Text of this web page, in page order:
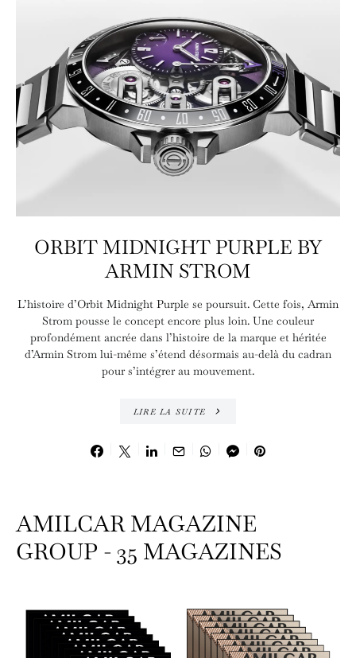
ORBIT MIDNIGHT PURPLE BY
ARMIN STROM
L’histoire d’Orbit Midnight Purple se poursuit. Cette fois, Armin
Strom pousse le concept encore plus loin. Une couleur
profondément ancrée dans l’histoire de la marque et héritée
d’Armin Strom lui-même s’étend désormais au-delà du cadran
pour s’intégrer au mouvement.
LIRE LA SUITE
AMILCAR MAGAZINE
GROUP - 35 MAGAZINES